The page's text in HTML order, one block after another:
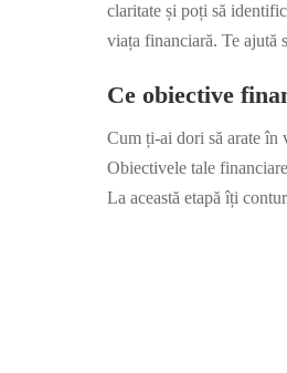
claritate și poți să
viața financiară. Te ajută
Ce obiective
Cum ți-ai dori să arate în
Obiectivele tale
La această etapă îți